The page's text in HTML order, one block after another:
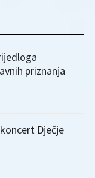
priznanja
Dječje